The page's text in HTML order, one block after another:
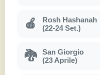
🍎
Rosh Hashanah
(22-24 Set.)
🐉
San Giorgio
(23 Aprile)